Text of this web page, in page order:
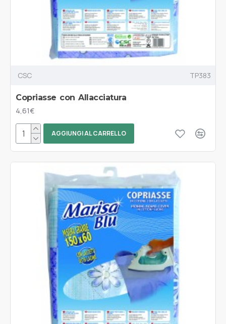
CSC TP383
Copriasse con Allacciatura
4,61€
AGGIUNGI AL CARRELLO